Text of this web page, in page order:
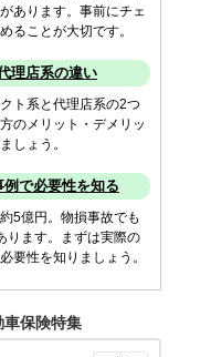
あります。事前にチェ
ることが大切です。
理店系の違い
ト系と代理店系の2つ
のメリット・デメリッ
しょう。
で必要性を知る
5億円。物損事故でも
ります。まずは実際の
要性を知りましょう。
車保険特集